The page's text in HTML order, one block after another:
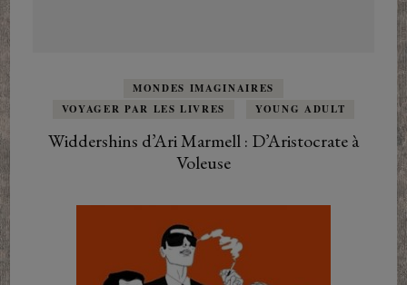
MONDES IMAGINAIRES
VOYAGER PAR LES LIVRES
YOUNG ADULT
Widdershins d’Ari Marmell : D’Aristocrate à
Voleuse